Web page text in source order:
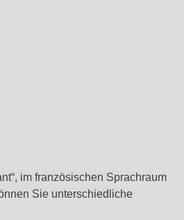
im französischen Sprachraum
Sie unterschiedliche